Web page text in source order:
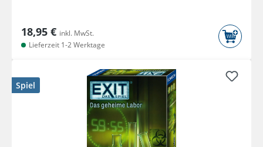
18,95 € inkl. MwSt.
Lieferzeit 1-2 Werktage
Spiel